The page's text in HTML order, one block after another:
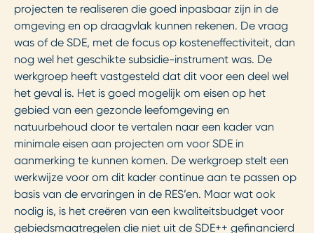
projecten te realiseren die goed inpasbaar zijn in de
omgeving en op draagvlak kunnen rekenen. De vraag
was of de SDE, met de focus op kosteneffectiviteit, dan
nog wel het geschikte subsidie-instrument was. De
werkgroep heeft vastgesteld dat dit voor een deel wel
het geval is. Het is goed mogelijk om eisen op het
gebied van een gezonde leefomgeving en
natuurbehoud door te vertalen naar een kader van
minimale eisen aan projecten om voor SDE in
aanmerking te kunnen komen. De werkgroep stelt een
werkwijze voor om dit kader continue aan te passen op
basis van de ervaringen in de RES’en. Maar wat ook
nodig is, is het creëren van een kwaliteitsbudget voor
gebiedsmaatregelen die niet uit de SDE++ gefinancierd